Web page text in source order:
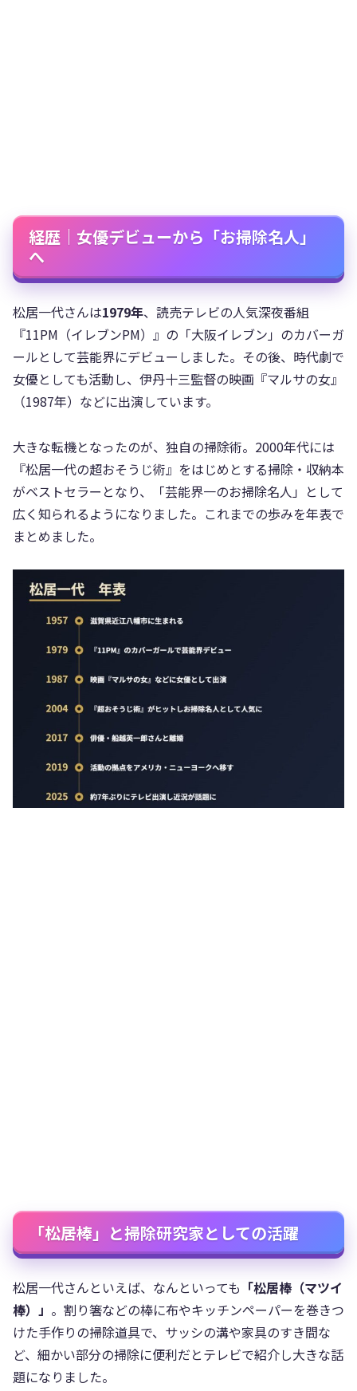
経歴｜女優デビューから「お掃除名人」
へ
松居一代さんは1979年、読売テレビの人気深夜番組
『11PM（イレブンPM）』の「大阪イレブン」のカバーガ
ールとして芸能界にデビューしました。その後、時代劇で
女優としても活動し、伊丹十三監督の映画『マルサの女』
（1987年）などに出演しています。
大きな転機となったのが、独自の掃除術。2000年代には
『松居一代の超おそうじ術』をはじめとする掃除・収納本
がベストセラーとなり、「芸能界一のお掃除名人」として
広く知られるようになりました。これまでの歩みを年表で
まとめました。
「松居棒」と掃除研究家としての活躍
松居一代さんといえば、なんといっても 「松居棒（マツイ
棒）」 。割り箸などの棒に布やキッチンペーパーを巻きつ
けた手作りの掃除道具で、サッシの溝や家具のすき間な
ど、細かい部分の掃除に便利だとテレビで紹介し大きな話
題になりました。